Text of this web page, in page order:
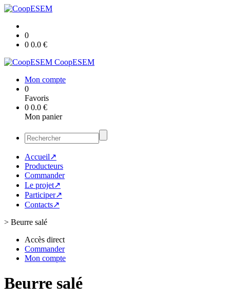
0
0 0.0 €
CoopESEM
Mon compte
0
Favoris
0 0.0 €
Mon panier
Accueil↗
Producteurs
Commander
Le projet↗
Participer↗
Contacts↗
> Beurre salé
Accès direct
Commander
Mon compte
Beurre salé